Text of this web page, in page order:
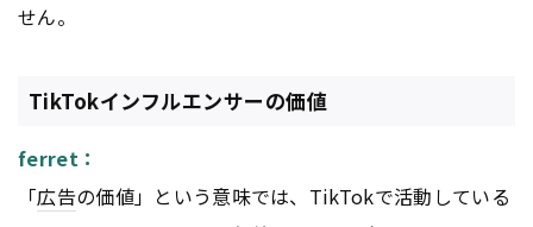
せん。
TikTokインフルエンサーの価値
ferret：
「広告の価値」という意味では、TikTokで活動している